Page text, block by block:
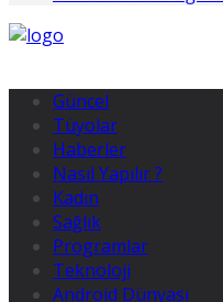
Güncel
Tüyolar
Haberler
Nasıl Yapılır ?
Kadın
Sağlık
Programlar
Teknoloji
Android Dünyası